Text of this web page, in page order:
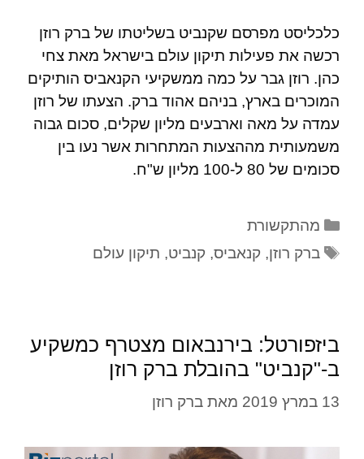
כלכליסט מפרסם שקנביט בשליטתו של ברק רוזן
רכשה את פעילות תיקון עולם בישראל מאת צחי
כהן. רוזן גבר על כמה ממשקיעי הקנאביס הותיקים
המוכרים בארץ, בניהם אהוד ברק. הצעתו של רוזן
עמדה על מאה וארבעים מליון שקלים, סכום גבוה
משמעותית מההצעות המתחרות אשר נעו בין
סכומים של 80 ל-100 מליון ש"ח.
מהתקשורת
ברק רוזן,קנאביס,קנביט, תיקון עולם
ביזפורטל: בירנבאום מצטרף כמשקיע
ב-"קנביט" בהובלת ברק רוזן
13 במרץ 2019 מאת ברק רוזן